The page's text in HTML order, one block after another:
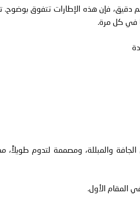
دقيق، فإن هذه الإطارات تتفوق بوضوح.
في كل مرة.
والمبللة، ومصممة لتدوم طويلاً،
المقام الأول.